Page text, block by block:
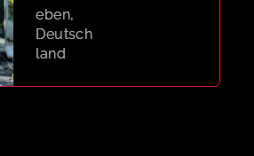
Erfurt,
Deutsch
land